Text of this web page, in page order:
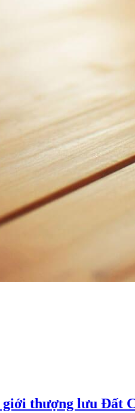
thượng lưu Đất